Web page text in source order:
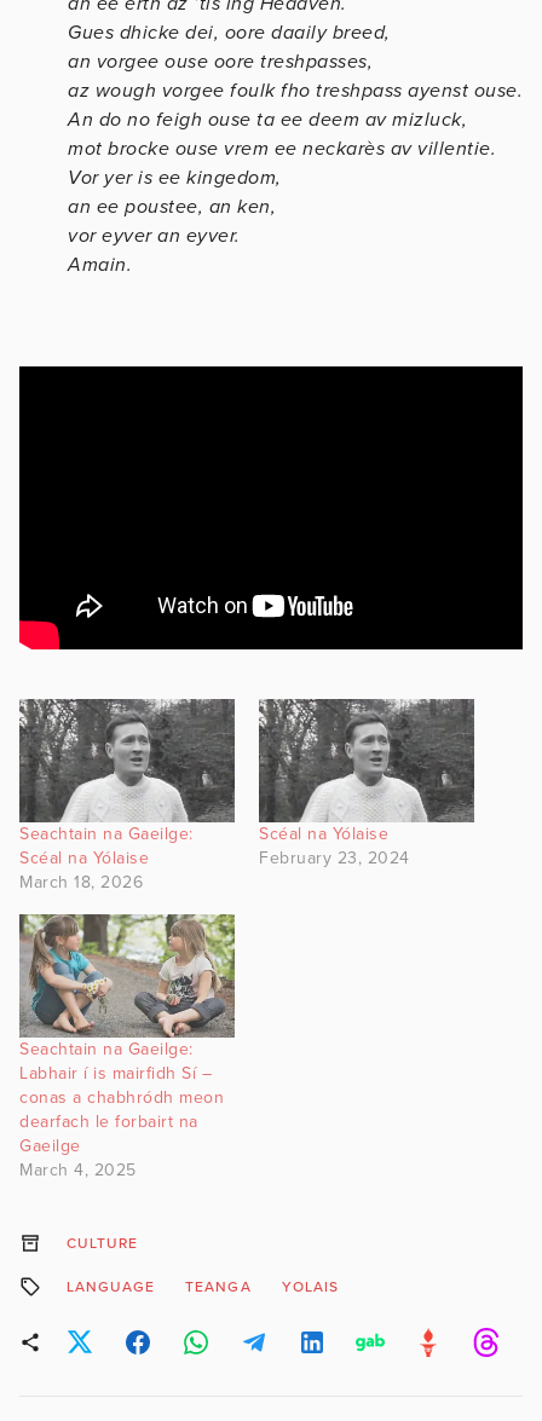
Gues dhicke dei, oore daaily breed,
an vorgee ouse oore treshpasses,
az wough vorgee foulk fho treshpass ayenst ouse.
An do no feigh ouse ta ee deem av mizluck,
mot brocke ouse vrem ee neckarès av villentie.
Vor yer is ee kingedom,
an ee poustee, an ken,
vor eyver an eyver.
Amain.
Seachtain na Gaeilge:
Scéal na Yólaise
March 18, 2026
Scéal na Yólaise
February 23, 2024
Seachtain na Gaeilge:
Labhair í is mairfidh Sí –
conas a chabhródh meon
dearfach le forbairt na
Gaeilge
March 4, 2025
CULTURE
LANGUAGE TEANGA YOLAIS